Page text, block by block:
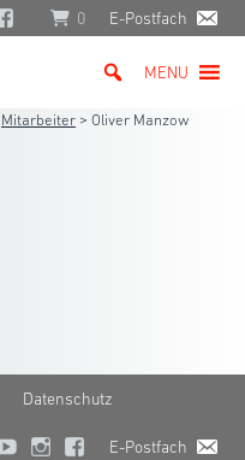
0 E-Postfach
MENU
Mitarbeiter > Oliver Manzow
Datenschutz
E-Postfach